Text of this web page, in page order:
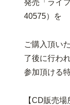
発売「ライ
40575）を
ご購入頂い
了後に行わ
参加頂ける
【CD販売場